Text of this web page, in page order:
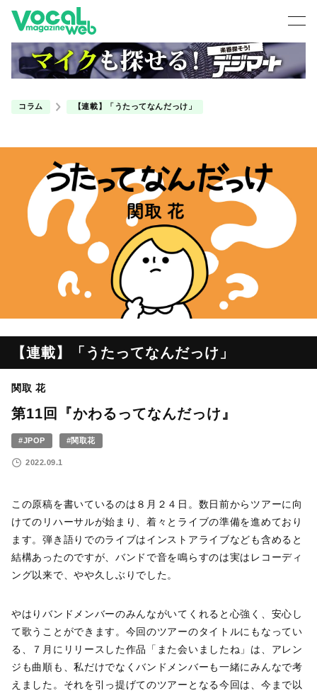
コラム 【連載】「うたってなんだっけ」
【連載】「うたってなんだっけ」
関取 花
第11回『かわるってなんだっけ』
#JPOP #関取花
2022.09.1
この原稿を書いているのは８月２４日。数日前からツアーに向
けてのリハーサルが始まり、着々とライブの準備を進めており
ます。弾き語りでのライブはインストアライブなども含めると
結構あったのですが、バンドで音を鳴らすのは実はレコーディ
ング以来で、やや久しぶりでした。
やはりバンドメンバーのみんながいてくれると心強く、安心し
て歌うことができます。今回のツアーのタイトルにもなってい
る、７月にリリースした作品「また会いましたね」は、アレン
ジも曲順も、私だけでなくバンドメンバーも一緒にみんなで考
えました。それを引っ提げてのツアーとなる今回は、今まで以